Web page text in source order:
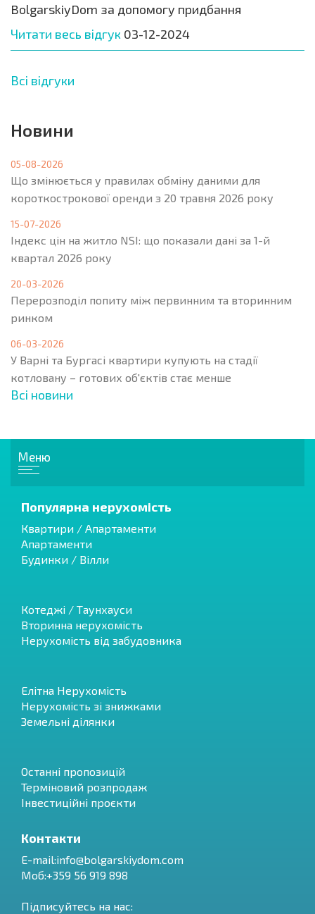
BolgarskiyDom за допомогу придбання
Читати весь відгук 03-12-2024
Всі відгуки
Новини
05-08-2026
Що змінюється у правилах обміну даними для
короткострокової оренди з 20 травня 2026 року
15-07-2026
Індекс цін на житло NSI: що показали дані за 1-й
квартал 2026 року
20-03-2026
Перерозподіл попиту між первинним та вторинним
ринком
06-03-2026
У Варні та Бургасі квартири купують на стадії
котловану – готових об'єктів стає менше
Всі новини
Меню
Популярна нерухомість
Квартири / Апартаменти
Апартаменти
Будинки / Вілли
Котеджі / Таунхауси
Вторинна нерухомість
Нерухомість від забудовника
Елітна Нерухомість
Нерухомість зі знижками
Земельні ділянки
Останні пропозицій
Терміновий розпродаж
Інвестиційні проєкти
Контакти
E-mail:info@bolgarskiydom.com
Моб:+359 56 919 898
Підписуйтесь на нас: